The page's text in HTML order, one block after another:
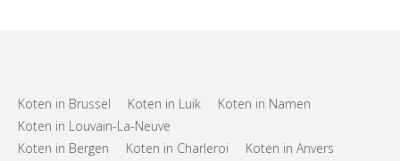
Koten in Brussel Koten in Luik
Koten in Namen
Koten in Louvain-La-Neuve
Koten in Bergen
Koten in Charleroi
Koten in Anvers